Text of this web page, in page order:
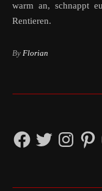
warm an, schnappt
Rentieren.
By Florian
FacebookTwitterInstagram